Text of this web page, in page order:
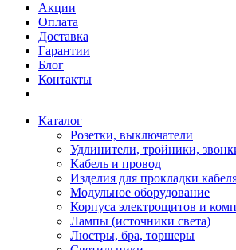
Акции
Оплата
Доставка
Гарантии
Блог
Контакты
Каталог
Розетки, выключатели
Удлинители, тройники,
Кабель и провод
Изделия для прокладки
Модульное оборудование
Корпуса электрощитов и
Лампы (источники света)
Люстры, бра, торшеры